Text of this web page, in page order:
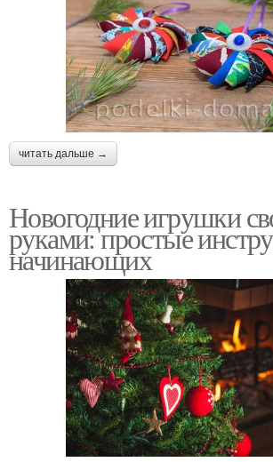
читать дальше →
Новогодние игрушки
руками: простые
начинающих